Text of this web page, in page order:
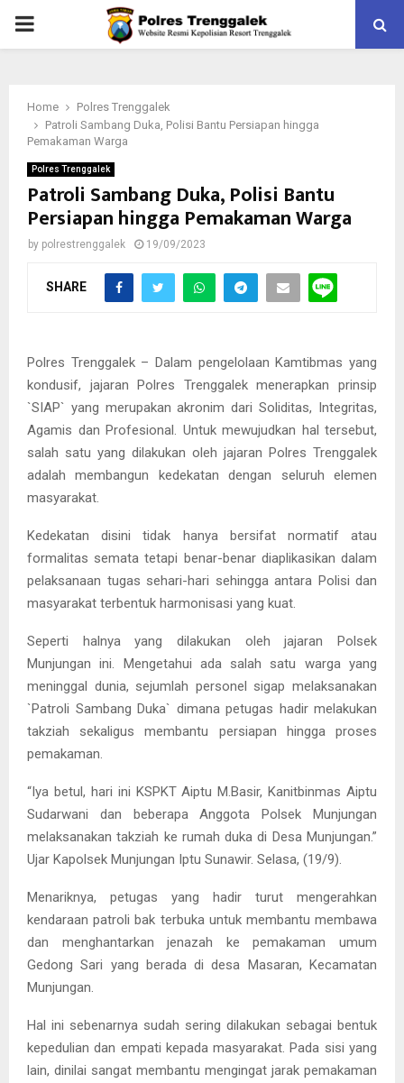
PRIMARY
Home
Polres Trenggalek
Patroli Sambang Duka, Polisi Bantu Persiapan hingga
Pemakaman Warga
Polres Trenggalek
Patroli Sambang Duka, Polisi Bantu
Persiapan hingga Pemakaman Warga
by polrestrenggalek 19/09/2023
SHARE
Polres Trenggalek – Dalam pengelolaan Kamtibmas yang
kondusif, jajaran Polres Trenggalek menerapkan prinsip
`SIAP` yang merupakan akronim dari Soliditas, Integritas,
Agamis dan Profesional. Untuk mewujudkan hal tersebut,
salah satu yang dilakukan oleh jajaran Polres Trenggalek
adalah membangun kedekatan dengan seluruh elemen
masyarakat.
Kedekatan disini tidak hanya bersifat normatif atau
formalitas semata tetapi benar-benar diaplikasikan dalam
pelaksanaan tugas sehari-hari sehingga antara Polisi dan
masyarakat terbentuk harmonisasi yang kuat.
Seperti halnya yang dilakukan oleh jajaran Polsek
Munjungan ini. Mengetahui ada salah satu warga yang
meninggal dunia, sejumlah personel sigap melaksanakan
`Patroli Sambang Duka` dimana petugas hadir melakukan
takziah sekaligus membantu persiapan hingga proses
pemakaman.
“Iya betul, hari ini KSPKT Aiptu M.Basir, Kanitbinmas Aiptu
Sudarwani dan beberapa Anggota Polsek Munjungan
melaksanakan takziah ke rumah duka di Desa Munjungan.”
Ujar Kapolsek Munjungan Iptu Sunawir. Selasa, (19/9).
Menariknya, petugas yang hadir turut mengerahkan
kendaraan patroli bak terbuka untuk membantu membawa
dan menghantarkan jenazah ke pemakaman umum
Gedong Sari yang berada di desa Masaran, Kecamatan
Munjungan.
Hal ini sebenarnya sudah sering dilakukan sebagai bentuk
kepedulian dan empati kepada masyarakat. Pada sisi yang
lain, dinilai sangat membantu mengingat jarak pemakaman